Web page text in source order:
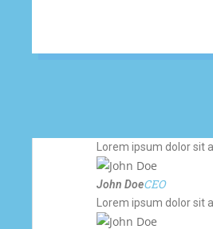
Lorem ipsum dolor
John DoeCEO
Lorem ipsum dolor